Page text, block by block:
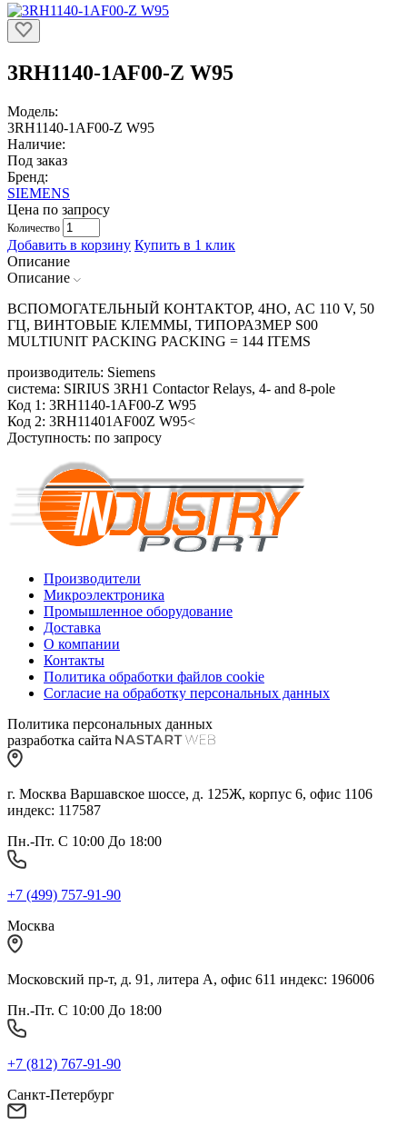
3RH1140-1AF00-Z W95
Модель:
3RH1140-1AF00-Z W95
Наличие:
Под заказ
Бренд:
SIEMENS
Цена по запросу
Количество
Добавить в корзину Купить в 1 клик
Описание
Описание
ВСПОМОГАТЕЛЬНЫЙ КОНТАКТОР, 4НО, AC 110 V, 50
ГЦ, ВИНТОВЫЕ КЛЕММЫ, ТИПОРАЗМЕР S00
MULTIUNIT PACKING PACKING = 144 ITEMS
производитель: Siemens
система: SIRIUS 3RH1 Contactor Relays, 4- and 8-pole
Код 1: 3RH1140-1AF00-Z W95
Код 2: 3RH11401AF00Z W95<
Доступность: по запросу
Производители
Микроэлектроника
Промышленное оборудование
Доставка
О компании
Контакты
Политика обработки файлов cookie
Согласие на обработку персональных данных
Политика персональных данных
разработка сайта
г. Москва Варшавское шоссе, д. 125Ж, корпус 6, офис 1106
индекс: 117587
Пн.-Пт. С 10:00 До 18:00
+7 (499) 757-91-90
Москва
Московский пр-т, д. 91, литера А, офис 611 индекс: 196006
Пн.-Пт. С 10:00 До 18:00
+7 (812) 767-91-90
Санкт-Петербург